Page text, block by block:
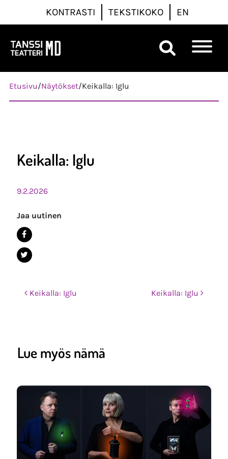
KONTRASTI TEKSTIKOKO EN
Päävalikko
Etusivu/Näytökset/Keikalla: Iglu
Keikalla: Iglu
9.2.2026
Jaa uutinen
Post navigation
Keikalla: Iglu Keikalla: Iglu
Lue myös nämä